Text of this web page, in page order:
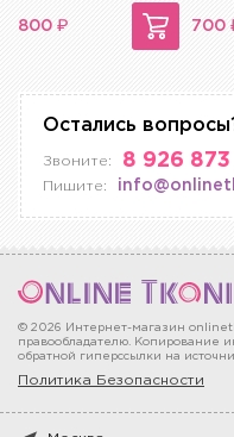
800 ₽ 700
Остались
Звоните: 8 926
Пишите:
© 2026 Интернет-магазин
правообладателю. Копирование
обратной гиперссылки на
Политика Безопасности